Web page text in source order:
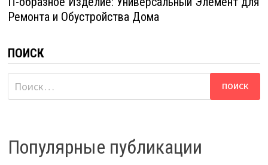
Ремонта и Обустройства Дома
ПОИСК
Найти:
Популярные публикации